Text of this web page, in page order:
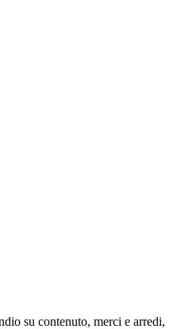
su contenuto, merci e arredi,